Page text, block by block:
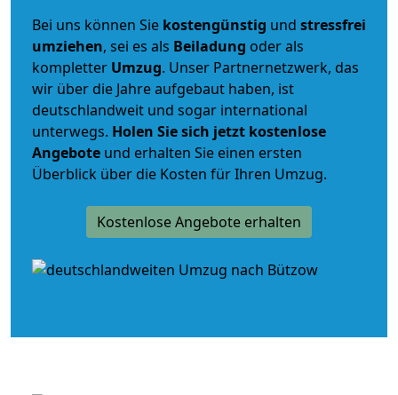
Bei uns können Sie kostengünstig und stressfrei
umziehen, sei es als Beiladung oder als
kompletter Umzug. Unser Partnernetzwerk, das
wir über die Jahre aufgebaut haben, ist
deutschlandweit und sogar international
unterwegs. Holen Sie sich jetzt kostenlose
Angebote und erhalten Sie einen ersten
Überblick über die Kosten für Ihren Umzug.
Kostenlose Angebote erhalten